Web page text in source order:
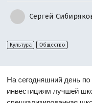
Сергей
Культура Общество
На сегодняшний день
инвестициям лучшей